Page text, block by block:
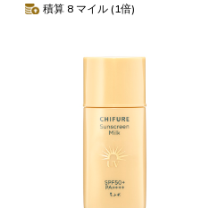
積算 8 マイル (1倍)